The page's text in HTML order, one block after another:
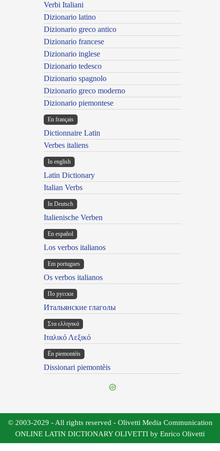
Verbi Italiani
Dizionario latino
Dizionario greco antico
Dizionario francese
Dizionario inglese
Dizionario tedesco
Dizionario spagnolo
Dizionario greco moderno
Dizionario piemontese
En français
Dictionnaire Latin
Verbes italiens
In english
Latin Dictionary
Italian Verbs
In Deutsch
Italienische Verben
En español
Los verbos italianos
Em portugues
Os verbos italianos
По русски
Итальянские глаголы
Στα ελληνικά
Ιταλικό Λεξικό
Ën piemontèis
Dissionari piemontèis
© 2003-2029 - All rights reserved - Olivetti Media Communication
ONLINE LATIN DICTIONARY OLIVETTI by Enrico Olivetti